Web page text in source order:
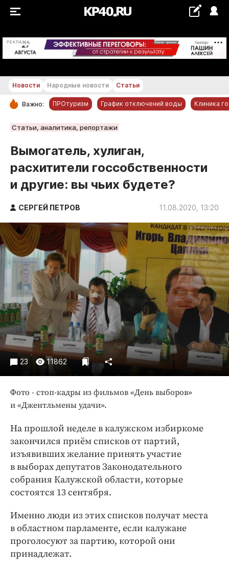
РЕКЛАМА +25...+26 °С
РУБРИКИ
Новости компаний
Статьи
Народные новости
Авто и транспорт
Благоустройство
Криминал
Культура
Недвижимость и ЖКХ
Образование
Общество
Погода
Праздники
Происшествия
Спорт
Экономика и бизнес
ПРОЕКТЫ
Издания
Медиаперсона
Интересное чтиво
Клиника года
Бренд года
Новости Народные новости Статьи
Важно: ПРОтуризм График отключений воды Клиника
Статьи, аналитика, репортажи
Вымогатель, хулиган,
расхитители госсобственности
и другие: вы чьих будете?
СЕРГЕЙ ПЕТРОВ 11.08.2020, 13:20
23 11862
Фото - стоп-­кадры из фильмов «День выборов»
и «Джентльмены удачи».
На прошлой неделе в калужском избиркоме
закончился приём списков от партий,
изъявивших желание принять участие
в выборах депутатов Законодательного
собрания Калужской области, которые
состоятся 13 сентября.
Именно люди из этих списков получат места
в областном парламенте, если калужане
проголосуют за партию, которой они
принадлежат.